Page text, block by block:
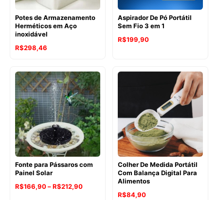
Potes de Armazenamento
Herméticos em Aço
inoxidável
R$298,46
Aspirador De Pó Portátil
Sem Fio 3 em 1
R$199,90
Fonte para Pássaros com
Painel Solar
R$166,90–R$212,90Faixa
Colher De Medida Portátil
Com Balança Digital Para
Alimentos
R$84,90